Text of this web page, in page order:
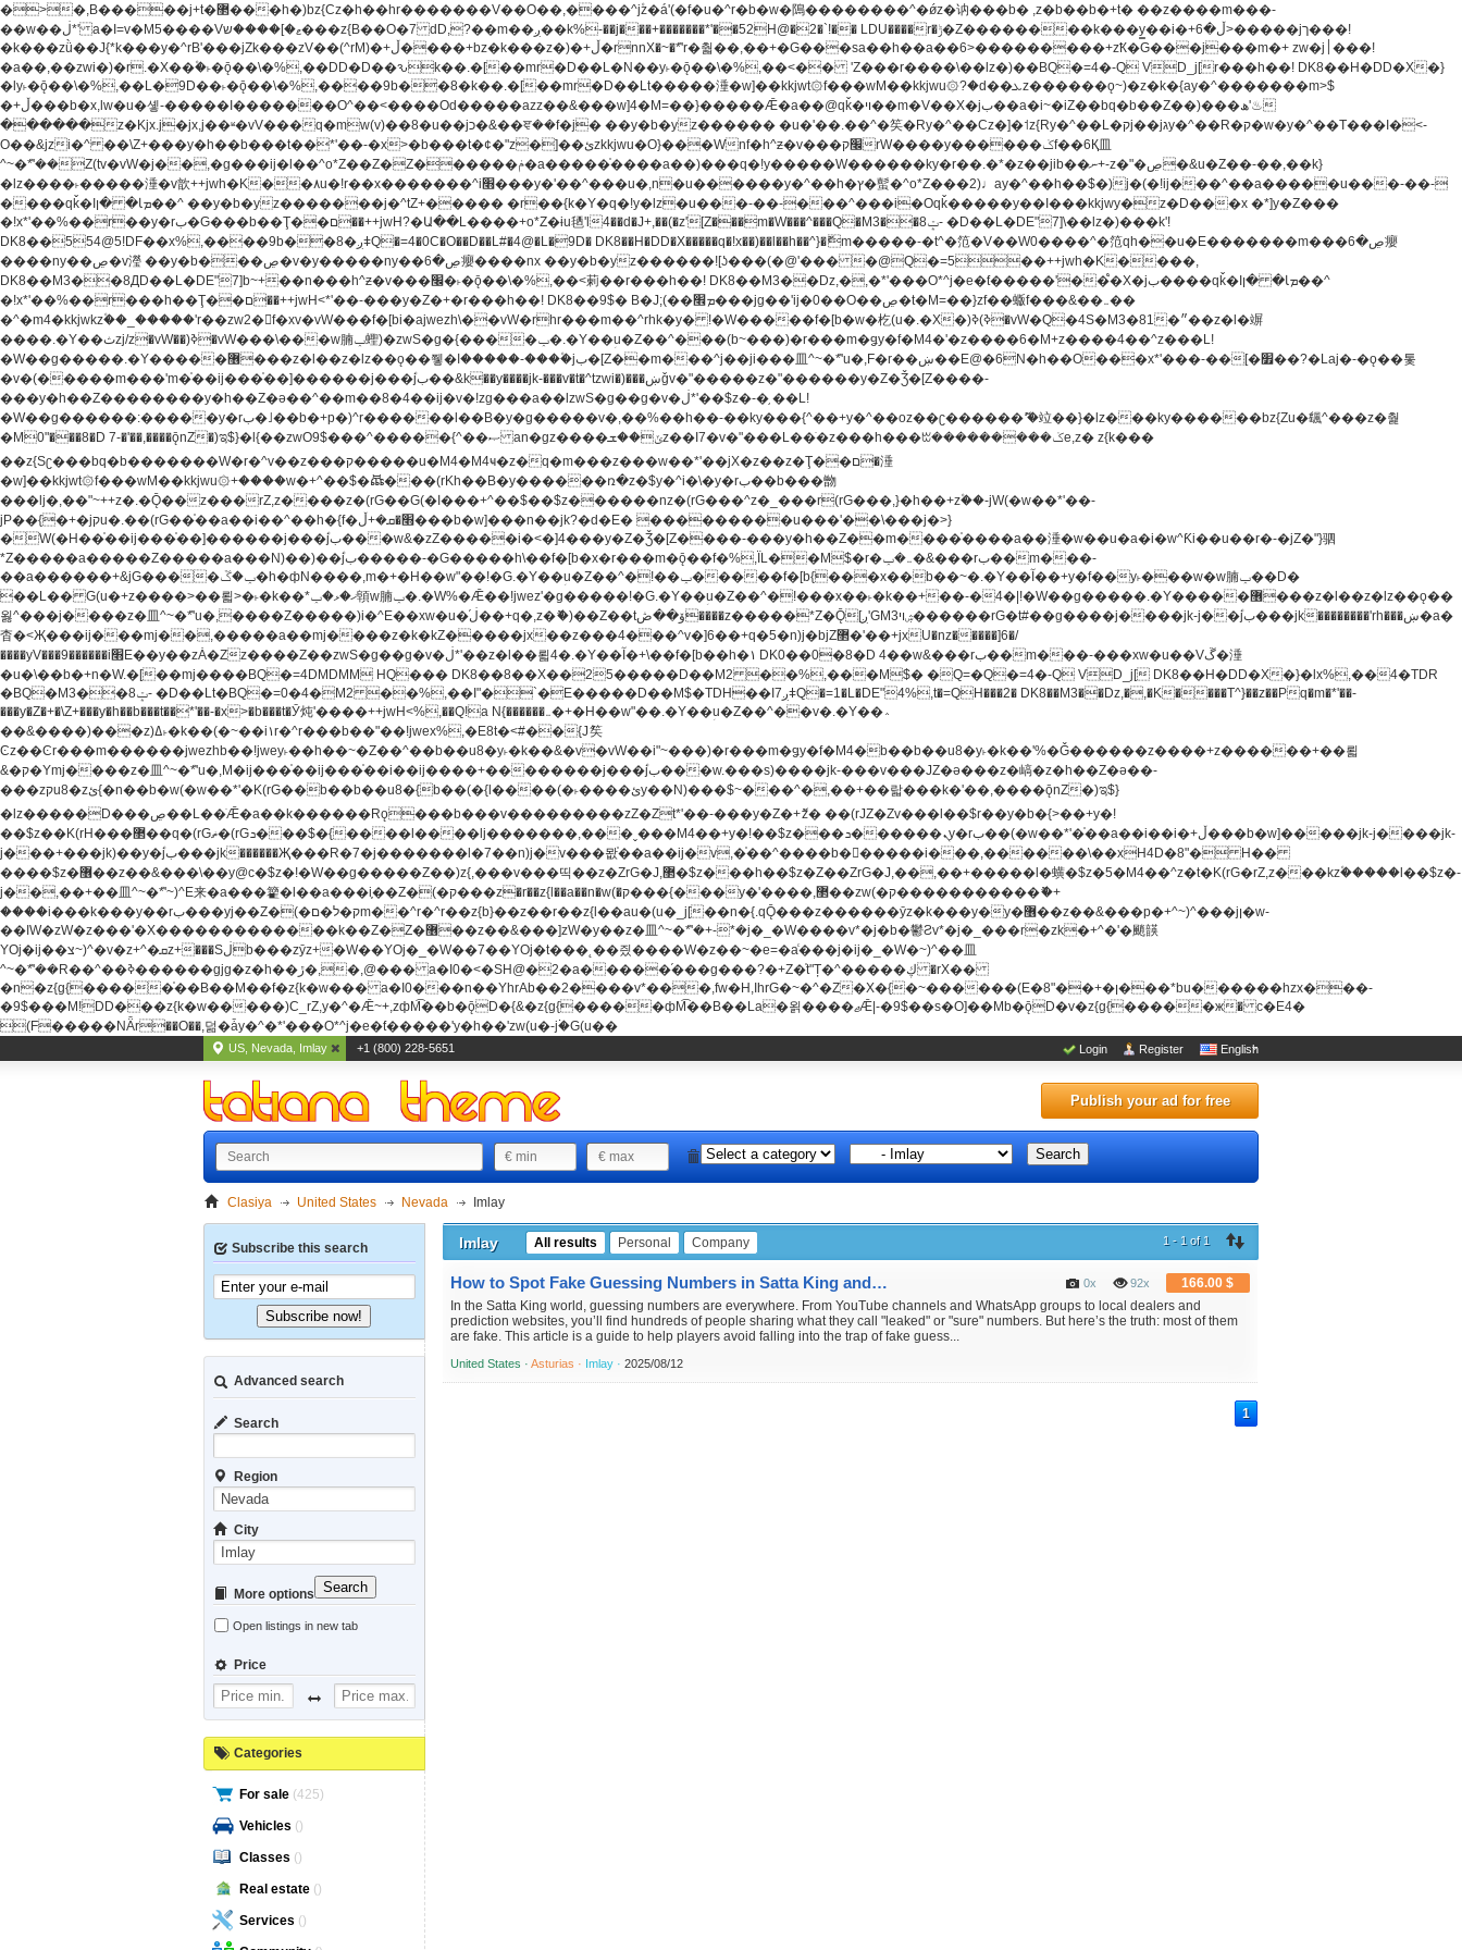
�>�,B�����j+t�޲���h�)bz{Cz�h��hr�������V��O��,����^j۫z�á'(�f�u�^r�b�w�隝��������^�ǿz�讷���b� ,z�b��b�+t� ��z����m���-
��w��ڶ*' a�I=v�M5����Vޱ�]����ש���z{B��O�7 dD,?��m��ږ��k%-��j���+�������*'��52H@�2�`!�� LDU����r�ݱ�Z��������k���y͇��i�+ڵ�6>�����jך���!
�k���zǜ��J{*k���y�^rB'���jZk���zV��(^rM)�+ڵ����+bz�k���z�)�+ڵ�rnnX�~�ܶ*'r�춻��,��+�G���sa��h��a��6>���������+zҞ�G���j���m�+ zw�j׀���!
�a��,��zwi�)�r.�X��۫�˫�ǭ��\�%,��DD�D��ԅk��.�[��mr�D��L�N��y˫�ǭ��\�%,��<�� 'Z���r����\��lz�)��BQ�=4�-Q VD_j[r���h��! DK8��H�DD�X�}
�ly˫�ǭ��\�%,��L�9D��˫�ǭ��\�%,����9b��8�k��.�[��mr�D��Lt�����涶�w]��kkjwt۞f���wM��kkjwu۞?�d��ܥz������ǫ~)�z�k�{ay�^�������m>$
�+ڵ���b�x,lw�u�솋-�����I�������O^��<����Od�����azz��&���w]4�M=��}�����Ǣ�a��@qǩ�ױ��m�V��X�jب��a�i~�iZ��bq�b��Z��)���ھ'♨
������z�Kjx.j�jx,j��ʶ�vV���q�mw(v)��8�u��jכ�&��ਞ��f�j� ��y�b�yz������ �u�'��.��^�笶�Ry�^��Cz�]�˦z{Ry�^��L�קj��jגy�^��R�ק�w�y�^��T���I�<-
O��&jzi�^ ��\Z+���y�h��b���t��*'��-�x>�b���t�¢�"z�]��ئzkkjwu�O}���Wnf�h^ƶ�v���׬קrW����y������ݢf��6Қ⽫
^~�ܶ*'��Z(tv�vW�j��,�g���ij�l��^o*Z��Z�Z������ݥ�a�����֫����a��)���q�!y�����W������ky�r��.�*�z��jib��ނ+-z�"�ڝ�&u�Z��-��,��k}
�lz����˫�����涶�v歆++jwh�K��٨u�!r��x�������^i׫���y�'��^���u�,n�u������y�^��h�ץ�蟚�^o*Z���2)♩ay�^��h��$�)j�(�!ij���^��a�����u���-��-
����qǩ�Iܡا� �ן��^ ��y�b�yz�������j�^tZ+����� �r��{k�Y�q�!y�lz�u���-��-���^���i�Oqǩ�����y��I���kkjwy�z�D���x �*]y�Z���
�!x*'��%��r��y�rب�G���b��Ţ��ם��++jwH?�Ա��L����+o*Z�ɨu毢'l4��d�J+,��(�z'[Z���m�W���^���Q�M3��8ݓ- �D��L�DE"7]\��lz�)���k'!
DK8��554@5!DF��x%,����9b��8�ږǂQ�=4�0C�O��D��L#�4@�L�9D� DK8��H�DD�X�����q�!x��)��l��h��^}�ޮm�����-�t^�笵�V��W0����^�笵qh��u�E�������m���ڝ�6癭
����ny��ڝ�v瀅 ��y�b���ڝ�v�y�����ny��ڝ�6癭����nx ��y�b�yz������![ʖ���(�@'��� �@Q�=5��++jwh�K����,
DK8��M3��8ДD��L�DE"7]b~+��n���h^ƶ�v���׬�˫�ǭ��\�%,��<䓶��r���h��! DK8��M3��Dz,�,�*'���O*^j�e�ƭ�����'��֩�X�jب����qǩ�Iܡا� �ן��^
�!x*'��%��r���h��Ţ��ם��++jwH<*'��-���y�Z�+�r���h��! DK8��9$� B�J;(��ܡ׮���jg��'ij�0��O��ڝ�t�M=��}zf��蝂f���&��܅��
�^�m4�kkjwkz۫��_�����'r��zw2�f�xv�vW���f�[bi�ajwezh\��vW�rhr���m��^rhk�y� !�W�����f�[b�w�杚(u�.�X�)ߢ)ߢ�vW�Q�4S�M3�81�״��z�l�竮
����.�Y��ثzj/z�vW��)ߢ�vW���\���w腩ݕ蟶)�zwS�g�{����ݕ�.�Y��ؚu�Z��^���(b~���)�r���m�ǥy�f�M4�'�z����6�M+z����4��^z���L!
�W��g�����.�Y��؜���޶���z�l��z�lz��ǫ��쮛�ا�����-����۫jب�[Z��m���^j��ji���⽫^~�ܶ*'u�,F�r��ښ��E@�6N�h��O���x*'���-��[�׿��?�Laj�-�ǫ��톷
�v�(�����m���'m�֫��ij���֫��]������j���۫jب��&k��y����jk-���v�t�^tzwi�)���ښǧv�"�����z�"������y�Z�Ǯ�[Z����-
���y�h��Z��������y�h��Z�ǝ��^��m��8�4��ij�v�!zg���a��lzwS�g��g�v�ڶ*'��$z�-�֥ ��L!
�W��g������:�����y�rب�˩��b�+p�)^r������l��B�y�g�����v�,��%��h��-��ky���{^��+y�^��oz��ʗ������ޮ'�竝��}�lz���ky������bz{Zu�颻^���z�춽
�M0"���8�D 7-�'��,����ǭnZ�)ಇ$}�l{��zwO9$���^�����{^��ޞ an�gz����ݶ��ܫz��I7�v�"���L��ֹ�z���h���ꔱ���������ݢe,z� z{k���
��z{Sʗ���bq�b��� ����W�r�^v��z���ק�����u�M4�M4ҹ�z�q�m���z���w��*'��jX�z��z�Ţ��ם�涶
�w]��kkjwt۞f���wM��kkjwu۞+����w�+^��$�ꬡ���(rKh��B�y������ռ�z�$y�^i�\�y�rب��b���朆
���lj�,��"~++z�.�Ǭ��z���rZ,z����z�(rG��G(�ا���+^��$��$z������nz�(rG���^z�_���r(rG���,}�h��+z۫��-jW(�w��*'��-
jP��{�+�jקu�.��(rG��֫��a��i��^��h�{f�׫�ܩ�+ڵ���b�w]���n��jk?�d�E� ���������u���'��\���j�>}
�W(�H��֫��ij���֫��]������j���۫jب���w&�zZ�����i�<�]4���y�Z�Ǯ�[Z����-���y�h��Z��m����֫����a��涶�w��u�a�i�w^Ƙi��u��r�-�jZ�"}驷
*Z�����a�����Z�����a���N)��)��۫jب�����-�G�����h\��f�[b�x�r���m�ǭ��f�%,ÏL��M$�r�܅�ݕ�&���rب��m���-
��a������+&jG����ݕ�ڱ�h�фN����,m�+�H��w"��!�G.�Y��ؚu�Z��^�!��ݕ�����f�[b{���x��b��~�.�Y��آ��+y�f��y˫���w�w腩ݕ��D�
��L�� G(u�+z����>��뢻>�˫�k��*ޚ�ޅ�ݕ顊w腩ݕ�.�W%�Ǣ��!jwez'�g�����!�G.�Y��ؚu�Z��^�!���x��˫�k��+��-�4�|!�W��g�����.�Y��؜���޶���z�l��z�lz��ǫ��
욇^���j����z�⽫^~�ܶ*'u�,����Z�����)i�^E��xw�u�ڶ֜��+q�,z�ޮ�)��Z��tۆ��ڞ����z�����*Z�Ǭ[ږ'GM3ۺױ������rG�t#��g����j����jk-j��۫jب���jk��������'rh���ښ�a�
杳�<Җ���ij���mj��,�����a��mj����z�k�kZ�����jx��z���4���^v�]6��+q�5�n)j�bjZ޲�'��+jxU�nz�����]6�/
����yV���9������i׫E��y��zȦ�Zz����Z��zwS�g��g�v�ڶ*'��z�l��뢻4�.�Y��آ�+\��f�[b��h�١ DK0��0�8�D 4��w&���rب��m���-���xw�u��Vڱ�涶
�u�\��b�+n�W.�[��mj����BQ�=4DMDMM HQ��� DK8��8��X��25�����D��M2 ��%,���M$� �Q=�Q�=4�-Q VD_j[ DK8��H�DD�X�}�lx%,��4�TDR
�BQ�M3��8ݓ- �D��Lt�BQ�=0�4�M2 ��%,��I"�`�E�����D��M$�TDH��I7ږǂQ�=1�L�DE"4%,t�=QH���2� DK8��M3��Dz,�,�K����T^}��z��Pq�m�*'��-
���y�Z�+�\Z+���y�h��b���t��*'��-�x>�b���t�Ӯ炖'����++jwH<%,��Q!a N{������܅�+�H��w"��.�Y��ؚu�Z��^��v�.�Y��؞
��&����)���z)ߡ˫�k��(�~��i١r�^r���b��"��!jwex%,�E8t�<#��{Jު笶
Ͼz��Ͼr���m������jwezhb��!jwey˫��h��~�Z��^��b��u8�y˫�k��&�v�vW��i"~���)�r���m�ǥy�f�M4�b��b��u8�y˫�k��'%�Ǧ������z����+z������+��뢻
&�ק�Ymj����z�⽫^~�ܶ*'u�,M�ij���֫��ij���֫��i��ij����+��������j���۫jب���w.���s)����jk-���v���JZ�ǝ���z�嵪�z�h��Z�ǝ��-
���zקu8�zئ{�n��b�w(�w��*'�K(rG��b��b��u8�{b��(�{l����(�˫����ئy��N)���$~���^�,��+��랇���k�'��,����ǭnZ�)ಇ$}
�lz�����D���ڝ��L��ֹǢ�a��k������Rǫ���b���v���������zZ�Zt*'��-���y�Z�+ޮz� ��(rJZ�Zv���l��$r��y�b�{>��+y�!
��$z��K(rH���޲��q�(rGޡ�(rGܖ���$�{����l����lj�������,���ˬ���M4��+y�!��$z���ܖ������ܢy�rب��(�w��*'�֫��a��i��i�+ڵ���b�w]�����jk-j����jk-
j���+���jk)��y�۫jب���jk������Җ���R�7�j�������l�7��n)j�v���뫖֫��a��ij�v,�֫��^����b������i���,������\��xH4D�8"� H��
����$z�޶��z��&���\��y@ϲ�$z�!�W��g�����Z��)z{,���v���띡��z�ZrG�J,޲�$z���h��$z�Z��ZrG�J,��,��+�����l�蟥�$z�5�M4��^z�t�K(rG�rZ,z���kz۫�����l��$z�-
j��,��+��⽫^~�ܶ*'~)^E来�a���籊�l��a���i֛��Z�(�ק���z�r��z{l��a��n�w(�ק���{���y�'����,޲��zw(�ק�����������ޮ�+
����i���k���y��rب���yj��Z�(�ק�ל�םm��^r�^r��z{b}��z��r��z{l��au�(u�_j[��n�{.qǬ���z������ȳz�k���y�y�޶��z��&���p�+^~)^���jן�w-
��ߊW�zW�z���'�X�������������k��Z�Z�޶��z��&���]zW�y��z�⽫^~�ܶ*'�+-*�j�_�W����v*�j�b�鬱Ƨv*�j�_���r�zk�+^�'�颵韺
YOj�ij��צ~)^�v�z+^�ܩz+���Sڶb���zȳz+�W��YOj�_�W��7��YOj�t���˛��즸����W�z��~�e=�aⷭ���j�ij�_�W�~)^��⽫
^~�ܶ*'��R��^��ߢ������gjg�z�h��ڙ�,�,@��� a�I0�<�SH@�2�a�����֜���g���?�+Z�֫t"Ț�^�����ڮ �rX��
�n�z{g{�����֫��B��M��f�z{k�w��� a�I0���n��YhrAb��2����v*���,fw�H,IhrG�~�^�Z�X�{�~������(E�8"��+�ן���*bu������hzx���-
�9$���M!DD���z{k�w�����)C_rZ,y�^�Ǣ~+,zфM͡��b�ǭD�{&�z{g{�����фM͡��B��La�욁����ޖǢ|-�9$��s�O]��Mb�ǭD�v�z{g{�����ж� c�E4�
(F�����ΝǞr��O��,덞�ǡy�^�*'���O*^j�e�ƭ�����'y�h��'zw(u�-j۬�G(u��
US, Nevada, Imlay +1 (800) 228-5651 English
Register
Login
Publish your ad for free
Search
Clasiya United States Nevada Imlay
Imlay All results Personal Company 1 - 1 of 1
How to Spot Fake Guessing Numbers in Satta King and Avoid Losing 166.00 $
92x
0x
In the Satta King world, guessing numbers are everywhere. From YouTube channels and WhatsApp groups to local dealers and
prediction websites, you’ll find hundreds of people sharing what they call "leaked" or "sure" numbers. But here’s the truth: most of them
are fake. This article is a guide to help players avoid falling into the trap of fake guess...
United States ·Asturias · Imlay ·2025/08/12
1
Subscribe this search
Subscribe now!
Advanced search
Search
Region
City
More options
Open listings in new tab
Price
Search
Categories
For sale (425)
Vehicles ()
Classes ()
Real estate ()
Services ()